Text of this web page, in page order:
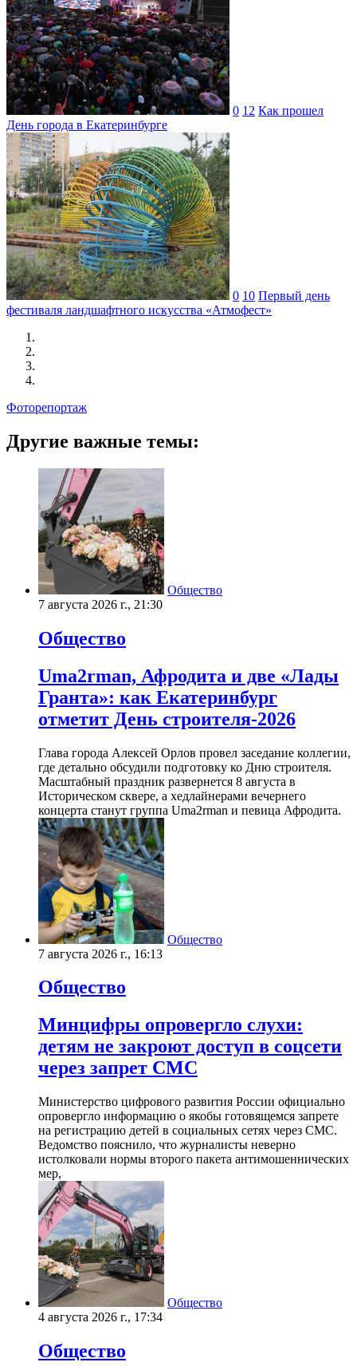
0 12 Как прошел
День города в Екатеринбурге
0 10 Первый день
фестиваля ландшафтного искусства «Атмофест»
Фоторепортаж
Другие важные темы:
Общество
7 августа 2026 г., 21:30
Общество
Uma2rman, Афродита и две «Лады
Гранта»: как Екатеринбург
отметит День строителя-2026
Глава города Алексей Орлов провел заседание коллегии,
где детально обсудили подготовку ко Дню строителя.
Масштабный праздник развернется 8 августа в
Историческом сквере, а хедлайнерами вечернего
концерта станут группа Uma2rman и певица Афродита.
Общество
7 августа 2026 г., 16:13
Общество
Минцифры опровергло слухи:
детям не закроют доступ в соцсети
через запрет СМС
Министерство цифрового развития России официально
опровергло информацию о якобы готовящемся запрете
на регистрацию детей в социальных сетях через СМС.
Ведомство пояснило, что журналисты неверно
истолковали нормы второго пакета антимошеннических
мер,
Общество
4 августа 2026 г., 17:34
Общество